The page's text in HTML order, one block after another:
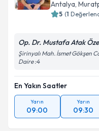
E-posta Adresiniz
Metni'ni
kapsamda
Antalya,
5 (1
Op. Dr. Mustafa Atak
Şirinyalı Mah. İsmet Gökşen
Daire :4
En Yakın Saatler
Yarın
09:00
Yarın
09:30